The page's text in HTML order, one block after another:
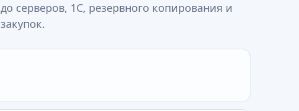
до серверов, 1С, резервного копирования и
закупок.